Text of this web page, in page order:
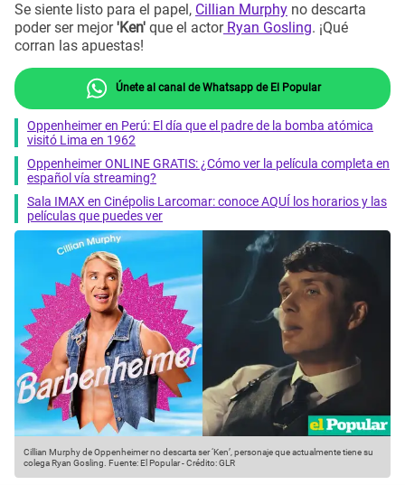
Se siente listo para el papel, Cillian Murphy no descarta
poder ser mejor'Ken' que el actorRyan Gosling. ¡Qué
corran las apuestas!
Únete al canal de Whatsapp de El Popular
Oppenheimer en Perú: El día que el padre de la bomba atómica
visitó Lima en 1962
Oppenheimer ONLINE GRATIS: ¿Cómo ver la película completa en
español vía streaming?
Sala IMAX en Cinépolis Larcomar: conoce AQUÍ los horarios y las
películas que puedes ver
Cillian Murphy de Oppenheimer no descarta ser ‘Ken’, personaje que actualmente tiene su
colega Ryan Gosling. Fuente: El Popular-Crédito: GLR